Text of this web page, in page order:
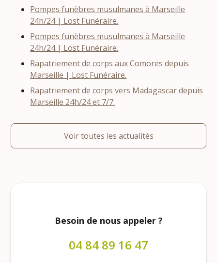
Pompes funèbres musulmanes à Marseille
24h/24 | Lost Funéraire.
Pompes funèbres musulmanes à Marseille
24h/24 | Lost Funéraire.
Rapatriement de corps aux Comores depuis
Marseille | Lost Funéraire.
Rapatriement de corps vers Madagascar depuis
Marseille 24h/24 et 7/7.
Voir toutes les actualités
Besoin de nous appeler ?
04 84 89 16 47